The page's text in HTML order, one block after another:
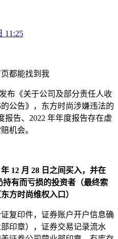
11:25
都能找到我
布《关于公司及部分责任人收
公告》，东方时尚涉嫌违法的
报告、2022 年年度报告存在虚
机会。
12 月 28 日之间买入，并在
持有而亏损的投资者（最终索
方时尚维权入口）
复印件，证券账户开户信息确
印章），证券交易记录流水